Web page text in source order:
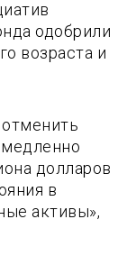
одобрили
возраста и
долларов
в
активы»,